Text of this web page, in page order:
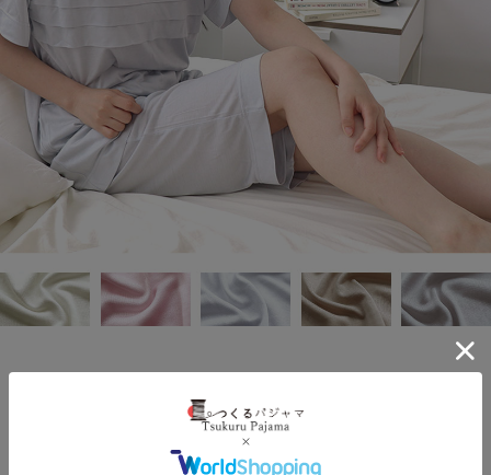
3段タックで胸元目立たせず安心
とろんと滑らかな肌触り
シルクニットレディース半袖短パンパジャマ